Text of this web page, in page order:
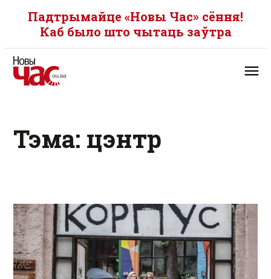
Падтрымайце «Новы Час» сёння!
Каб было што чытаць заўтра
Тэма: цэнтр